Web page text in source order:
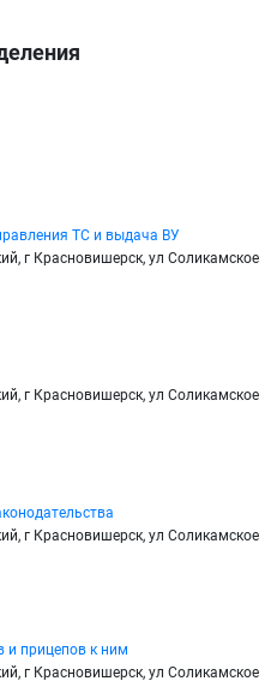
ТС и выдача ВУ
г Красновишерск, ул Соликамское
г Красновишерск, ул Соликамское
г Красновишерск, ул Соликамское
и прицепов к ним
г Красновишерск, ул Соликамское